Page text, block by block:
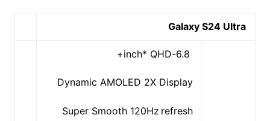
Galaxy S24 Ultra
Dynamic AMOLED 2X Display
Super Smooth 120Hz refresh